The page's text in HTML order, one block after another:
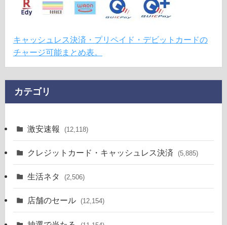
キャッシュレス決済・プリペイド・デビットカードの
チャージ可能まとめ表。
カテゴリ
激安速報 (12,118)
クレジットカード・キャッシュレス決済 (5,885)
生活ネタ (2,506)
店舗のセール (12,154)